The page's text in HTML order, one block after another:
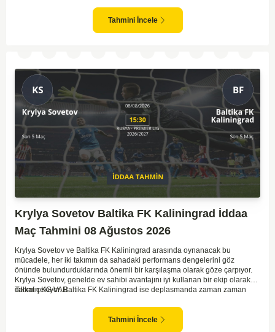
ve güçlü ekipler karşısında istikrarlı bir performans sergilemekte
zorlanabilirler. Lokomotiv Moscow'un mevcut form durumunun ve evinde
oynama avantajının, bu karşılaşmada belirleyici olması muhtemel
Tahmini İncele
Krylya Sovetov Baltika FK Kaliningrad İddaa
Maç Tahmini 08 Ağustos 2026
Krylya Sovetov ve Baltika FK Kaliningrad arasında oynanacak bu
mücadele, her iki takımın da sahadaki performans dengelerini göz
önünde bulundurduklarında önemli bir karşılaşma olarak göze çarpıyor.
Krylya Sovetov, genelde ev sahibi avantajını iyi kullanan bir ekip olarak
dikkat çekiyor. Baltika FK Kaliningrad ise deplasmanda zaman zaman
ve seyirci desteğini arkasına alarak gol yollarında etkili olması, maçın
seyrini değiştirebilecek bir faktör olarak değerlendiriliyor. Bununla birlikte,
Baltika'nın savunma direncini kırabilmesi, maçı daha heyecanlı hale
Tahmin KG VAR
Tahmini İncele